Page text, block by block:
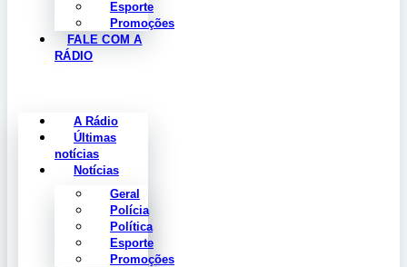
Esporte
Promoções
FALE COM A
RÁDIO
A Rádio
Últimas
notícias
Notícias
Geral
Polícia
Política
Esporte
Promoções